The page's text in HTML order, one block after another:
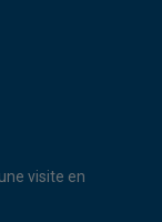
visite en